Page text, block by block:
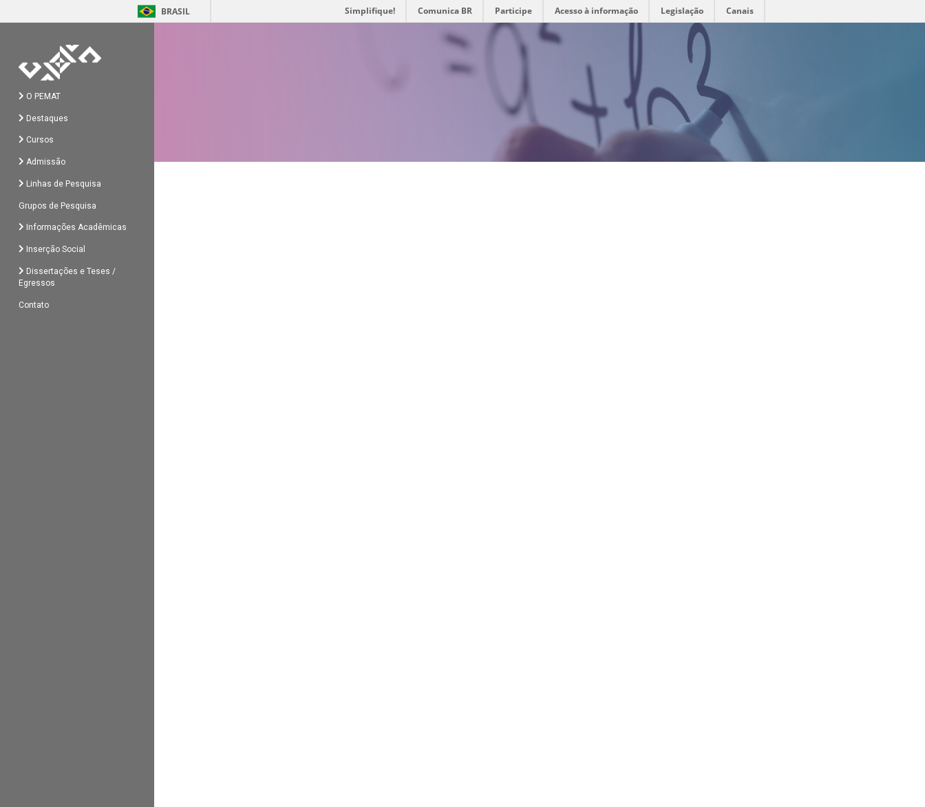
BRASIL Simplifique! Comunica BR Participe Acesso à informação Legislação Canais
O PEMAT
Destaques
Cursos
Admissão
Linhas de Pesquisa
Grupos de Pesquisa
Informações Acadêmicas
Inserção Social
Dissertações e Teses /
Egressos
Contato